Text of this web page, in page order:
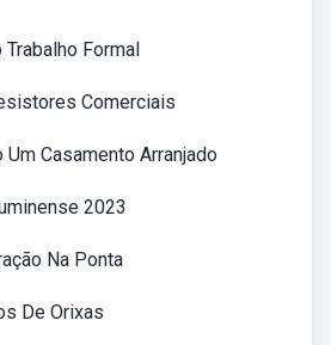
Formal
Comerciais
Casamento Arranjado
2023
Na Ponta
De Orixas